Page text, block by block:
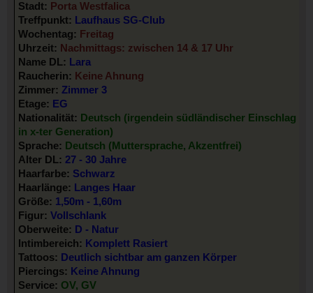
Stadt: Porta Westfalica
Treffpunkt: Laufhaus SG-Club
Wochentag: Freitag
Uhrzeit: Nachmittags: zwischen 14 & 17 Uhr
Name DL: Lara
Raucherin: Keine Ahnung
Zimmer: Zimmer 3
Etage: EG
Nationalität: Deutsch (irgendein südländischer Einschlag
in x-ter Generation)
Sprache: Deutsch (Muttersprache, Akzentfrei)
Alter DL: 27 - 30 Jahre
Haarfarbe: Schwarz
Haarlänge: Langes Haar
Größe: 1,50m - 1,60m
Figur: Vollschlank
Oberweite: D - Natur
Intimbereich: Komplett Rasiert
Tattoos: Deutlich sichtbar am ganzen Körper
Piercings: Keine Ahnung
Service: OV, GV